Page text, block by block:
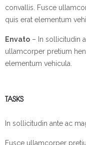
convallis. Fusce
quis erat elementum
Envato – In sollicitudin
ullamcorper pretium
elementum vehicula.
TASKS
In sollicitudin ante ac
Fusce ullamcorper